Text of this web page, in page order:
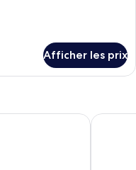
Afficher les prix
Arboretum Villa